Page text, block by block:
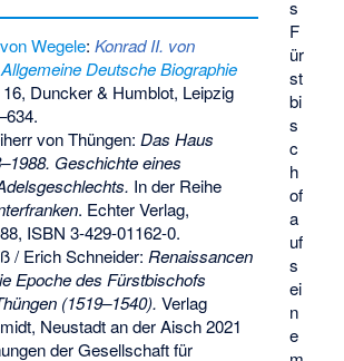
s
F
ür
st
bi
s
c
h
of
a
uf
s
ei
n
e
Wegele: Konrad II. von
Allgemeine Deutsche Biographie
Duncker & Humblot, Leipzig
von Thüngen: Das Haus
Geschichte eines
In der Reihe
. Echter Verlag,
ISBN 3-429-01162-0.
/ Erich Schneider: Renaissancen
Epoche des Fürstbischofs
(1519–1540). Verlag
Neustadt an der Aisch 2021
der Gesellschaft für